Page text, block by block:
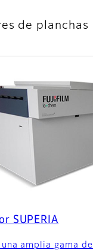
de planchas
SUPERIA
amplia gama de